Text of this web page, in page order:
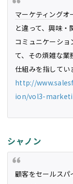
マーケティングオ
と違って、興味
コミュニケーシ
て、その煩雑な
仕組みを指してい
http://
ion/vol3-
シャノン
顧客をセールスパ